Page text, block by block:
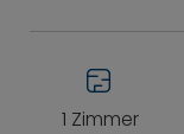
1 Zimmer